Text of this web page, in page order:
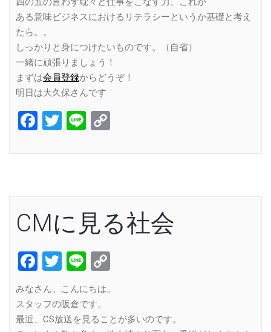
ある意味ビジネスにおけるリテラシーというか基礎と考え
たら。。
しっかりと身につけたいものです。（自省）
一緒に頑張りましょう！
まずは会員登録からどうぞ！
明日は大久保さんです
Facebook
Twitter
Line
CMに見る社会
Facebook
Twitter
Line
みなさん、こんにちは。
スタッフの阪倉です。
最近、CS放送を見ることが多いのです。